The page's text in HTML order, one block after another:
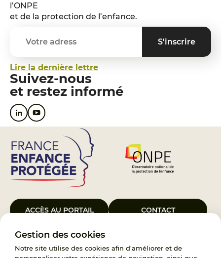
Gestion des cookies
Notre site utilise des cookies afin d'améliorer et de
l’ONPE
et de la protection de l’enfance.
Lire la dernière lettre
Suivez-nous
et restez informé
ACCÈS AU PORTAIL CONTACT
Le Groupement d’Intérêt Public France Enfance Protégée, créé le 5
janvier 2023, a pour objet d’assurer les missions de service public du
119, d’accompagnement des adoptants et de traitement des